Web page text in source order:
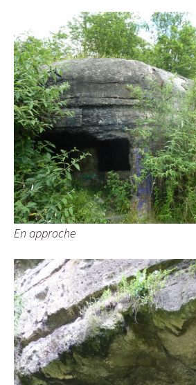
En approche